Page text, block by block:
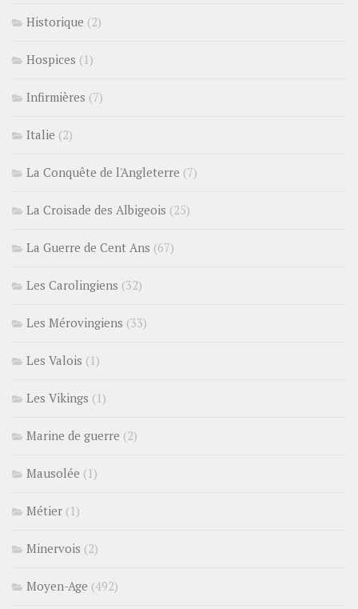
Historique (2)
Hospices (1)
Infirmières (7)
Italie (2)
La Conquête de l'Angleterre (7)
La Croisade des Albigeois (25)
La Guerre de Cent Ans (67)
Les Carolingiens (32)
Les Mérovingiens (33)
Les Valois (1)
Les Vikings (1)
Marine de guerre (2)
Mausolée (1)
Métier (1)
Minervois (2)
Moyen-Age (492)